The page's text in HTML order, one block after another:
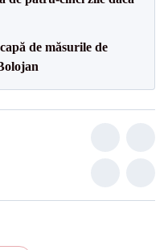
de măsurile de